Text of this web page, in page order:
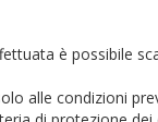
è possibile
alle condizioni